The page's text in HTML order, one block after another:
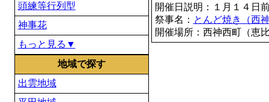
頭練等行列型
神事花
もっと見る▼
地域で探す
出雲地域
開催日説明：１月１４日
祭事名： とんど焼き（西
開催場所：西神西町（恵